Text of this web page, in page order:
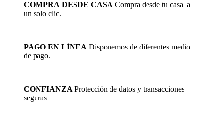
variantes.
elegir
de
producto
COMPRA DESDE CASA Compra desde tu casa, a
un solo clic.
PAGO EN LÍNEA Disponemos de diferentes medio
de pago.
CONFIANZA Protección de datos y transacciones
seguras